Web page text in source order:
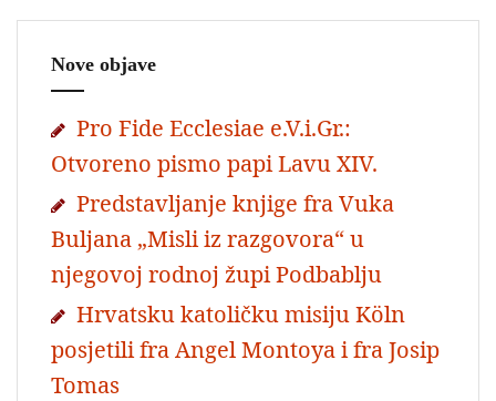
Nove objave
Pro Fide Ecclesiae e.V.i.Gr.:
Otvoreno pismo papi Lavu XIV.
Predstavljanje knjige fra Vuka
Buljana „Misli iz razgovora“ u
njegovoj rodnoj župi Podbablju
Hrvatsku katoličku misiju Köln
posjetili fra Angel Montoya i fra Josip
Tomas